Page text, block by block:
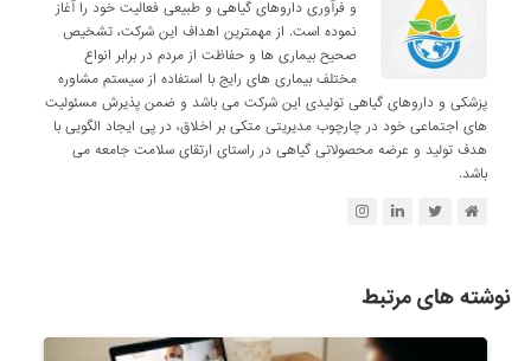
و فرآوری داروهای گیاهی و طبیعی فعالیت خود را آغاز
نموده است. از مهمترین اهداف این شرکت، تشخیص
صحیح بیماری ها و حفاظت از مردم در برابر انواع
مختلف بیماری های رایج با استفاده از سیستم مشاوره
پزشکی و داروهای گیاهی تولیدی این شرکت می باشد و ضمن پذیرش مسئولیت
های اجتماعی خود در چارچوب مدیریتی متکی بر اخلاق، در پی ایجاد الگویی با
هدف تولید و عرضه محصولاتی گیاهی در راستای ارتقای سلامت جامعه می
باشد.
نوشته های مرتبط